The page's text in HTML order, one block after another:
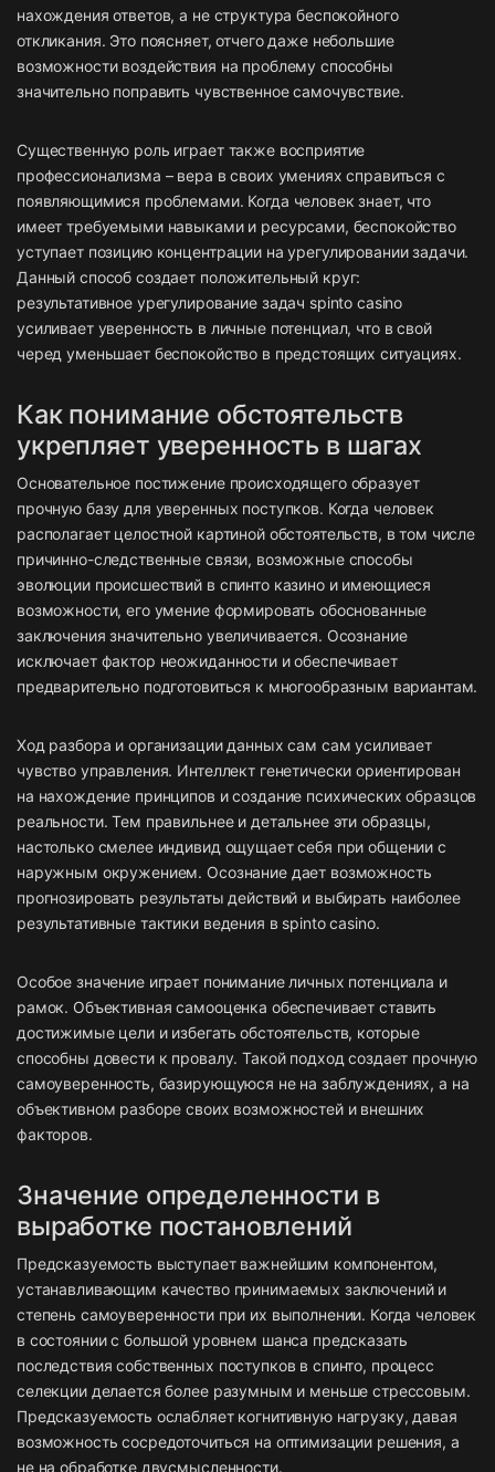
нахождения ответов, а не структура беспокойного
откликания. Это поясняет, отчего даже небольшие
возможности воздействия на проблему способны
значительно поправить чувственное самочувствие.
Существенную роль играет также восприятие
профессионализма – вера в своих умениях справиться с
появляющимися проблемами. Когда человек знает, что
имеет требуемыми навыками и ресурсами, беспокойство
уступает позицию концентрации на урегулировании задачи.
Данный способ создает положительный круг:
результативное урегулирование задач spinto casino
усиливает уверенность в личные потенциал, что в свой
черед уменьшает беспокойство в предстоящих ситуациях.
Как понимание обстоятельств
укрепляет уверенность в шагах
Основательное постижение происходящего образует
прочную базу для уверенных поступков. Когда человек
располагает целостной картиной обстоятельств, в том числе
причинно-следственные связи, возможные способы
эволюции происшествий в спинто казино и имеющиеся
возможности, его умение формировать обоснованные
заключения значительно увеличивается. Осознание
исключает фактор неожиданности и обеспечивает
предварительно подготовиться к многообразным вариантам.
Ход разбора и организации данных сам сам усиливает
чувство управления. Интеллект генетически ориентирован
на нахождение принципов и создание психических образцов
реальности. Тем правильнее и детальнее эти образцы,
настолько смелее индивид ощущает себя при общении с
наружным окружением. Осознание дает возможность
прогнозировать результаты действий и выбирать наиболее
результативные тактики ведения в spinto casino.
Особое значение играет понимание личных потенциала и
рамок. Объективная самооценка обеспечивает ставить
достижимые цели и избегать обстоятельств, которые
способны довести к провалу. Такой подход создает прочную
самоуверенность, базирующуюся не на заблуждениях, а на
объективном разборе своих возможностей и внешних
факторов.
Значение определенности в
выработке постановлений
Предсказуемость выступает важнейшим компонентом,
устанавливающим качество принимаемых заключений и
степень самоуверенности при их выполнении. Когда человек
в состоянии с большой уровнем шанса предсказать
последствия собственных поступков в спинто, процесс
селекции делается более разумным и меньше стрессовым.
Предсказуемость ослабляет когнитивную нагрузку, давая
возможность сосредоточиться на оптимизации решения, а
не на обработке двусмысленности.